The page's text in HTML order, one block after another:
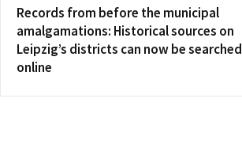
Records from before the municipal
amalgamations: Historical sources on
Leipzig’s districts can now be searched
online